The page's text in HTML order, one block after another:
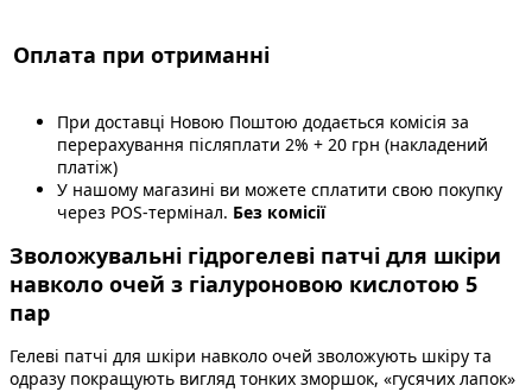
Оплата при отриманні
При доставці Новою Поштою додається комісія за
перерахування післяплати 2% + 20 грн (накладений
платіж)
У нашому магазині ви можете сплатити свою покупку
через POS-термінал. Без комісії
Зволожувальні гідрогелеві патчі для шкіри
навколо очей з гіалуроновою кислотою 5
пар
Гелеві патчі для шкіри навколо очей зволожують шкіру та
одразу покращують вигляд тонких зморшок, «гусячих лапок»